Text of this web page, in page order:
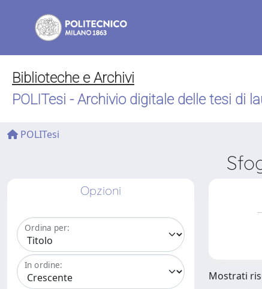
Biblioteche e Archivi
POLITesi - Archivio digitale delle tesi di
POLITesi
Opzioni
Ordina per:
In ordine:
Mostrati